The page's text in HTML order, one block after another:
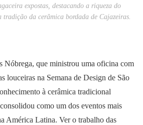
expostas, destacando a riqueza do
da cerâmica bordada de Cajazeiras.
Nóbrega, que ministrou uma oficina com
louceiras na Semana de Design de São
à cerâmica tradicional
como um dos eventos mais
América Latina. Ver o trabalho das